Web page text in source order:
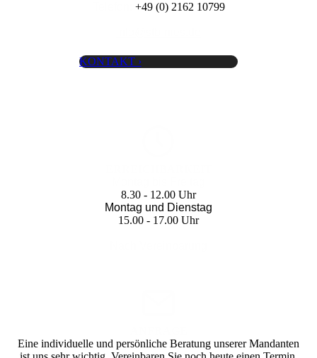
+49 (0) 2162 10799
KONTAKT ›
8.30 - 12.00 Uhr
Montag und Dienstag
15.00 - 17.00 Uhr
Eine individuelle und persönliche Beratung unserer Mandanten